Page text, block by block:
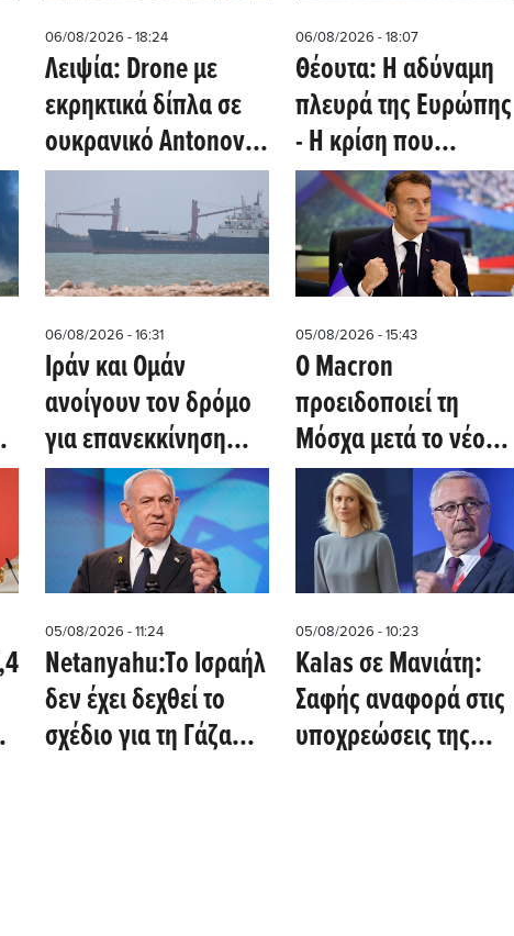
06/08/2026 - 18:24
Λειψία: Drone με
εκρηκτικά δίπλα σε
ουκρανικό Antonov
που μετέφερε
πυρομαχικά
06/08/2026 - 18:07
Θέουτα: Η αδύναμη
πλευρά της Ευρώπης
- Η κρίση που
αποκάλυψε πόσο
ευάλωτα είναι τα
σύνορα της ΕΕ
06/08/2026 - 16:31
Ιράν και Ομάν
ανοίγουν τον δρόμο
για επανεκκίνηση
των Στενών του
Ορμούζ - Συμφωνία-
κλειδί 60 ημερών
05/08/2026 - 15:43
Ο Macron
προειδοποιεί τη
Μόσχα μετά το νέο
χτύπημα στο Κίεβο -
Στο τραπέζι νέες
κυρώσεις
05/08/2026 - 11:24
Netanyahu:Tο Ισραήλ
δεν έχει δεχθεί το
σχέδιο για τη Γάζα
05/08/2026 - 10:23
Kalas σε Μανιάτη:
Σαφής αναφορά στις
υποχρεώσεις της